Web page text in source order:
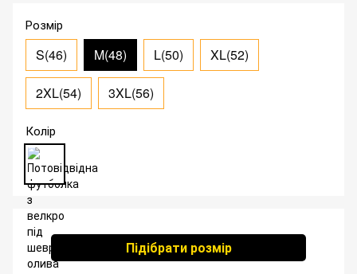
Розмір
S(46) M(48) L(50) XL(52)
2XL(54) 3XL(56)
Колір
Підібрати розмір